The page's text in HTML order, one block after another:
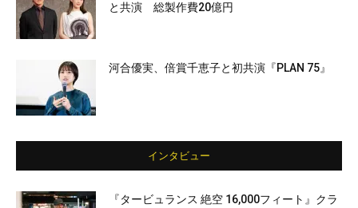
と共演 総製作費20億円
河合優実、倍賞千恵子と初共演『PLAN 75』
インタビュー
『タービュランス 絶空 16,000フィート』クラ